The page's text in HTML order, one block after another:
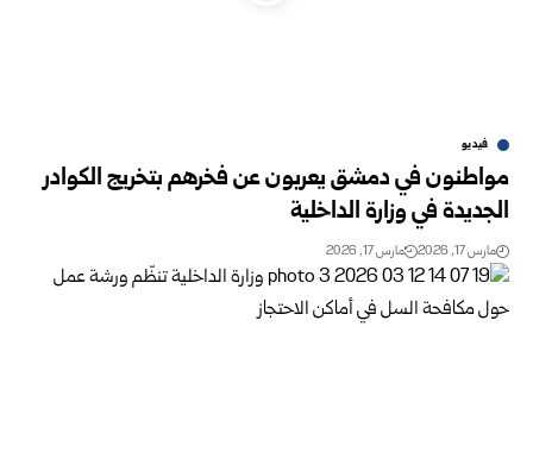
فيديو
مواطنون في دمشق يعربون عن فخرهم بتخريج الكوادر
الجديدة في وزارة الداخلية
مارس 17, 2026 مارس 17, 2026